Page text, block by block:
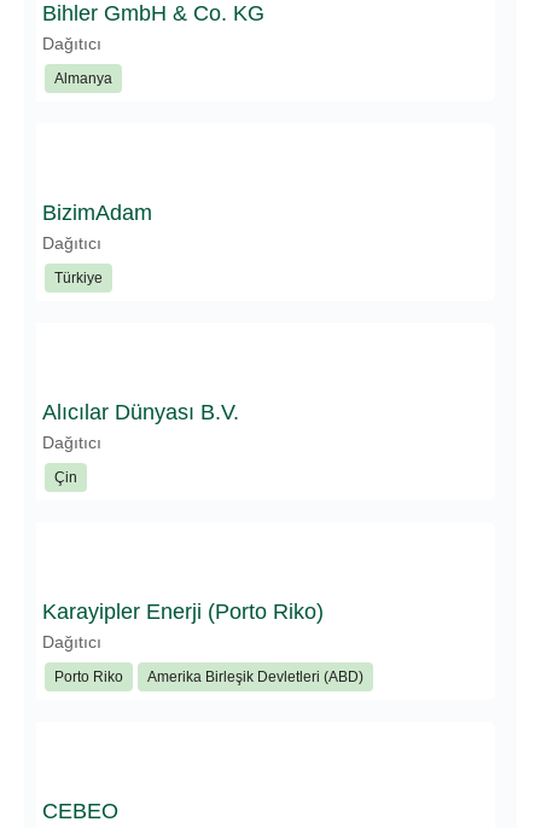
Bihler GmbH & Co. KG
Dağıtıcı
Almanya
BizimAdam
Dağıtıcı
Türkiye
Alıcılar Dünyası B.V.
Dağıtıcı
Çin
Karayipler Enerji (Porto Riko)
Dağıtıcı
Porto Riko Amerika Birleşik Devletleri (ABD)
CEBEO